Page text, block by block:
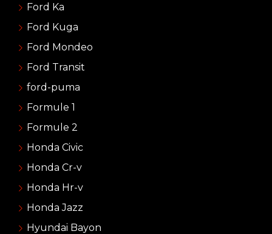
Ford Ka
Ford Kuga
Ford Mondeo
Ford Transit
ford-puma
Formule 1
Formule 2
Honda Civic
Honda Cr-v
Honda Hr-v
Honda Jazz
Hyundai Bayon